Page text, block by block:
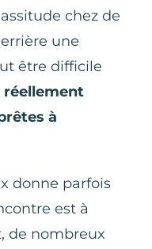
chez de
une
être difficile
réellement
à
donne parfois
est à
de nombreux